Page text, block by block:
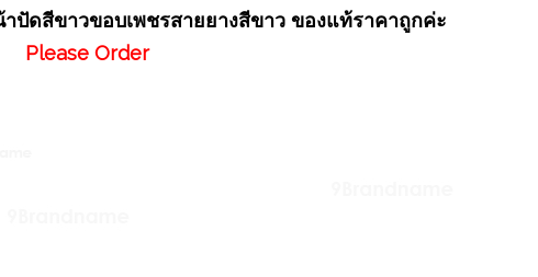
ปัดสีขาวขอบเพชรสายยางสีขาว ของแท้ราคาถูกค่ะ
Please Order